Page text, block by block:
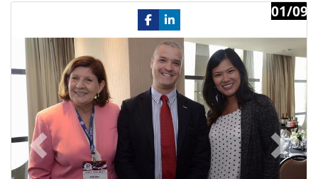
01/09
Previous